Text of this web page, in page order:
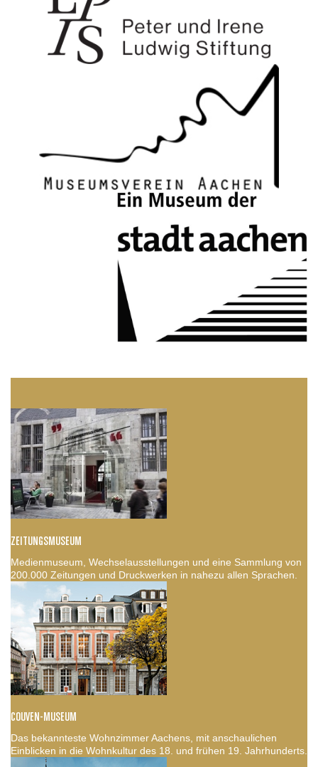
ZEITUNGSMUSEUM
Medienmuseum, Wechselausstellungen und eine Sammlung von
200.000 Zeitungen und Druckwerken in nahezu allen Sprachen.
COUVEN-MUSEUM
Das bekannteste Wohnzimmer Aachens, mit anschaulichen
Einblicken in die Wohnkultur des 18. und frühen 19. Jahrhunderts.